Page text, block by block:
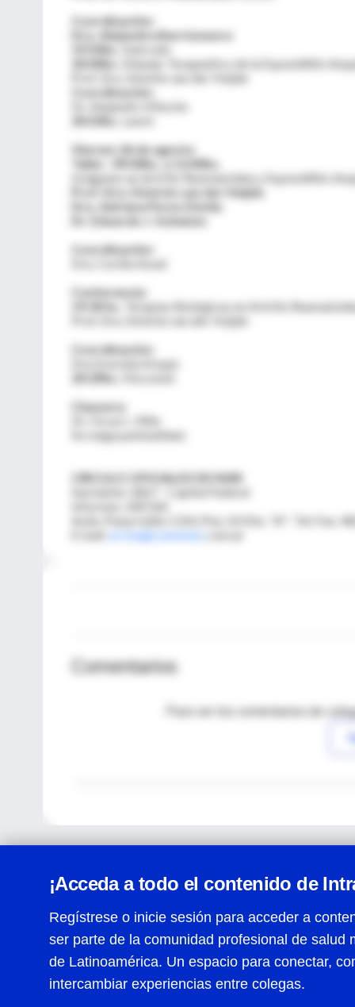
Coordinación:
Dra. Alejandra Barrionuevo
Manejo Terapeútico de la Espondilitis
Coordinación:
Dr. Alejandro Nitsche
Viernes 26 de agosto
Taller : 09:00hs. a 12:00hs.
Imágenes en Artritis Reumatoidea y Espondilitis
Dra. Adriana Perez Dávila
Coordinación:
Dra. Cecilia Asnal
Conferencia:
Terapias Biológicas en Artritis
Coordinación:
Dra.Graciela Araujo
Clausura:
Dr. Oscar L. Rillo
Se ruega puntualidad.
CIRCULO OFICIALES DE MAR
Avda. Pueyrredón 1316 Piso 10 Dto. "A"- Tel-Fax:
Comentarios
Para ver los comentarios de
¡Acceda a todo el contenido de
Regístrese o inicie sesión para acceder a
ser parte de la comunidad profesional de salud
de Latinoamérica. Un espacio para conectar,
intercambiar experiencias entre colegas.
Centro de Ayuda
Términos y condiciones| Políticas de privacidad